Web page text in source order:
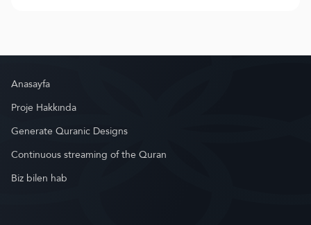
Anasayfa
Proje Hakkında
Generate Quranic Designs
Continuous streaming of the Quran
Biz bilen hab